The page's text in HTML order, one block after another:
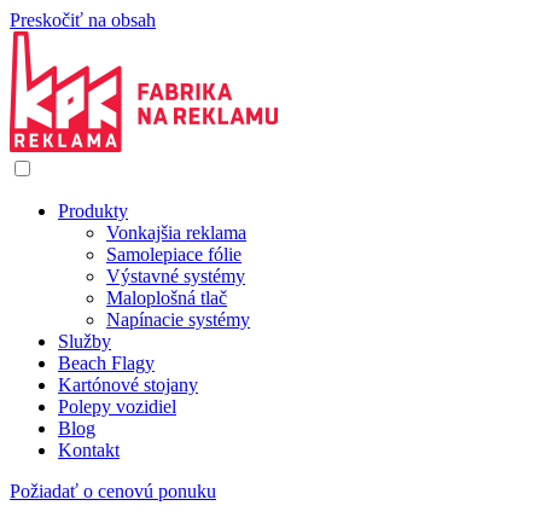
Preskočiť na obsah
Produkty
Vonkajšia reklama
Samolepiace fólie
Výstavné systémy
Maloplošná tlač
Napínacie systémy
Služby
Beach Flagy
Kartónové stojany
Polepy vozidiel
Blog
Kontakt
Požiadať o cenovú ponuku